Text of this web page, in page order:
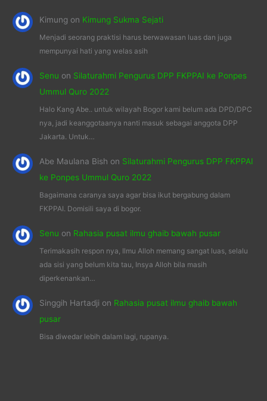
Kimung on Kimung Sukma Sejati
Menjadi seorang praktisi harus berwawasan luas dan juga
mempunyai hati yang welas asih
Senu on Silaturahmi Pengurus DPP FKPPAI ke Ponpes
Ummul Quro 2022
Halo Kang Abe.. untuk wilayah Bogor kami belum ada DPD/DPC
nya, jadi keanggotaanya nanti masuk sebagai anggota DPP
Jakarta. Untuk…
Abe Maulana Bish on Silaturahmi Pengurus DPP FKPPAI
ke Ponpes Ummul Quro 2022
Bagaimana caranya saya agar bisa ikut bergabung dalam
FKPPAI. Domisili saya di bogor.
Senu on Rahasia pusat ilmu ghaib bawah pusar
Terimakasih respon nya, Ilmu Alloh memang sangat luas, selalu
ada sisi yang belum kita tau, Insya Alloh bila masih
diperkenankan…
Singgih Hartadjion Rahasia pusat ilmu ghaib bawah
pusar
Bisa diwedar lebih dalam lagi, rupanya.